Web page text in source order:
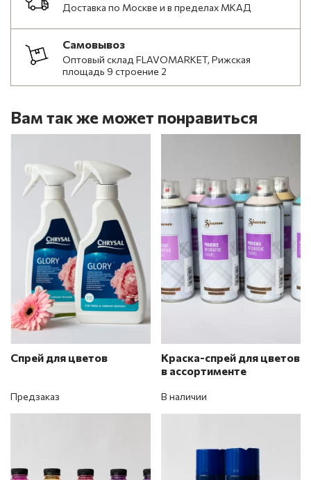
Доставка по Москве и в пределах МКАД
Самовывоз
Оптовый склад FLAVOMARKET, Рижская
площадь 9 строение 2
Вам так же может понравиться
Спрей для цветов
Предзаказ
Краска-спрей для цветов
в ассортименте
В наличии